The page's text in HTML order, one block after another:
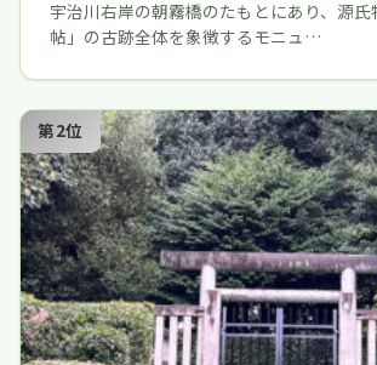
宇治川右岸の朝霧橋のたもとにあり、源氏
帖」の古跡全体を象徴するモニュ…
第2位